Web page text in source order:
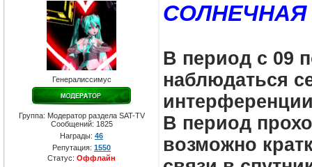
Генералиссимус
Группа: Модератор раздела SAT-TV
Сообщений: 1825
Награды: 46
Репутация: 1550
Статус: Оффлайн
СОЛНЕЧНАЯ
В период с 09
наблюдаться
В период
возможно